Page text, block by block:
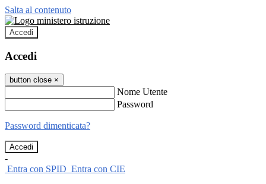
Salta al contenuto
Accedi
Accedi
button close ×
Nome Utente
Password
Password dimenticata?
-
Entra con SPID Entra con CIE